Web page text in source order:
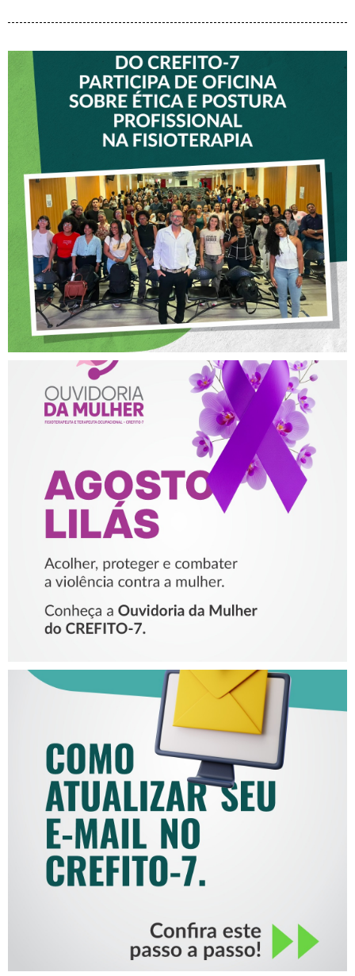
VICE-PRESIDENTE DO
CREFITO-7 PARTICIPA DE
OFICINA SOBRE ÉTICA E
POSTURA PROFISSIONAL
NA FISIOTERAPIA
AGOSTO LILÁS – ACOLHER,
PROTEGER E COMBATER A
VIOLÊNCIA CONTRA A
MULHER
COMO ATUALIZAR SEU E-
MAIL NO CREFITO-7